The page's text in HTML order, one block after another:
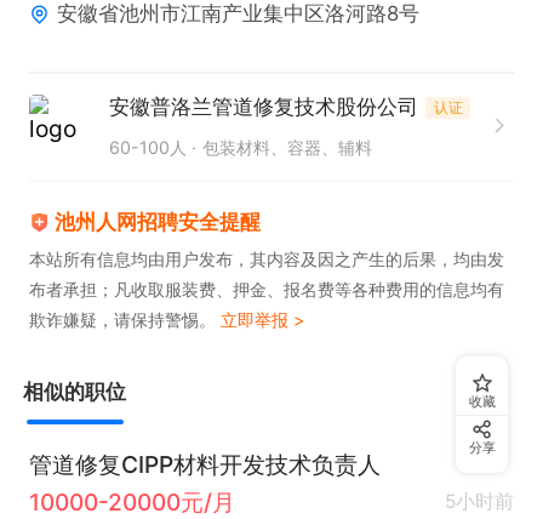
①熟悉复合材料产品设计、开发及生产流程，有连续
发经验。
②熟悉复合材料研发常用设计仿真工具，能够开展复
③熟悉复合材料实验室研究方法、流程和规范。
加入我们，收获一份“稳稳的幸福”：我们不仅提供有
竞争力的薪资和双休，还提供食宿，直接解决你的后
顾之忧！公司就是你的健康俱乐部：年度体检保障你
的健康，内部羽毛球场和休闲空间等你来放松。此
外，还有节日关怀、生日派对和逐年增长的工龄奖，
因为我们相信，要认真工作，更要快乐生活。
安徽省池州市江南产业集中区洛河路8号
安徽普洛兰管道修复技术股份公司 认证
60-100人 包装材料、容器、辅料
池州人网招聘安全提醒
本站所有信息均由用户发布，其内容及因之产生的后果，均由发
布者承担；凡收取服装费、押金、报名费等各种费用的信息均有
欺诈嫌疑，请保持警惕。 立即举报 >
相似的职位
管道修复CIPP材料开发技术负责人
10000-20000元/月
5小时前
收藏
分享